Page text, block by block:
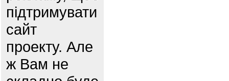
підтримувати
сайт
проекту. Але
ж Вам не